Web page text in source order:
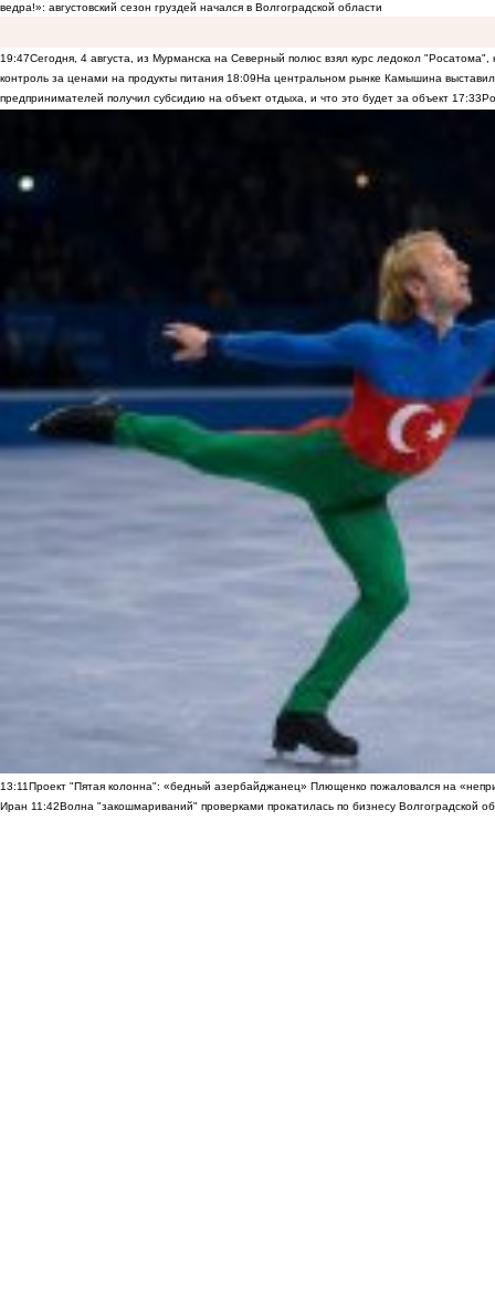
ведра!»: августовский сезон груздей начался в Волгоградской области
19:47Сегодня, 4 августа, из Мурманска на Северный полюс взял курс ледокол
контроль за ценами на продукты питания 18:09На центральном рынке Камышина
предпринимателей получил субсидию на объект отдыха, и что это будет за объект 17:33
13:11Проект "Пятая колонна": «бедный азербайджанец» Плющенко пожаловался на
Иран 11:42Волна "закошмариваний" проверками прокатилась по бизнесу Волгоградской